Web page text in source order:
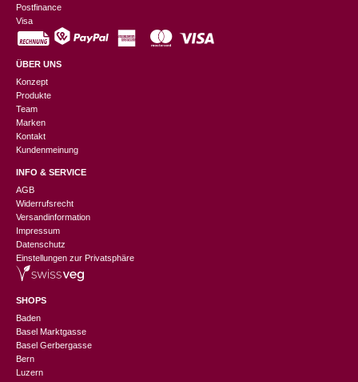
Postfinance
Visa
ÜBER UNS
Konzept
Produkte
Team
Marken
Kontakt
Kundenmeinung
INFO & SERVICE
AGB
Widerrufsrecht
Versandinformation
Impressum
Datenschutz
Einstellungen zur Privatsphäre
SHOPS
Baden
Basel Marktgasse
Basel Gerbergasse
Bern
Luzern